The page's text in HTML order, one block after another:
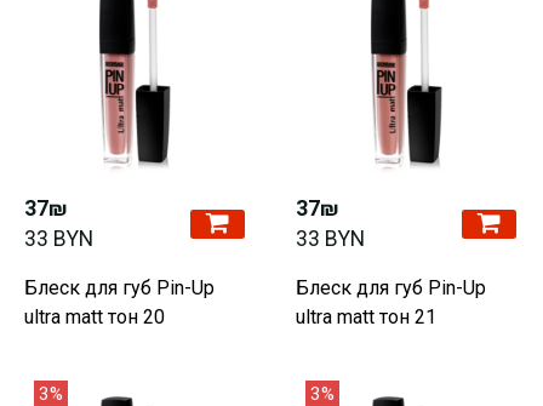
37₪
33 BYN
Блеск для губ Pin-Up
ultra matt тон 20
37₪
33 BYN
Блеск для губ Pin-Up
ultra matt тон 21
3% 3%